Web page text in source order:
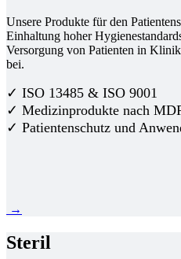
Unsere Produkte für den
Einhaltung hoher
Versorgung von Patienten in
bei.
✓ ISO 13485 & ISO 9001
✓ Medizinprodukte nach
✓ Patientenschutz und
→
Steril